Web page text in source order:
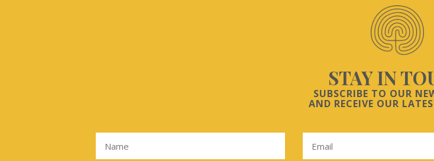
STAY IN
SUBSCRIBE TO OUR
AND RECEIVE OUR